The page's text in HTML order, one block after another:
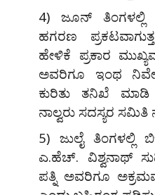
4) ಜೂನ್ ತಿಂಗಳಲ್ಲಿ
ಹಗರಣ
ಹೇಳಿಕೆ ಪ್ರಕಾರ
ಅವರಿಗೂ ಇಂಥ
ಕುರಿತು ತನಿಖೆ ಮಾಡಿ
ನಾಲ್ವರು ಸದಸ್ಯರ ಸಮಿತಿ
5) ಜುಲೈ
ಎ.ಹೆಚ್. ವಿಶ್ವನಾಥ್
ಪತ್ನಿ ಅವರಿಗೂ